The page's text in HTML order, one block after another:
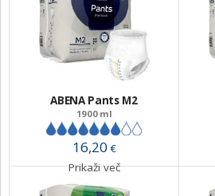
ABENA Pants M2
1900 ml
16,20 €
Prikaži več